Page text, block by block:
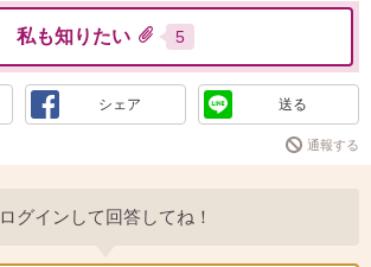
私も知りたい 5
シェア 送る
通報する
ログインして回答してね！